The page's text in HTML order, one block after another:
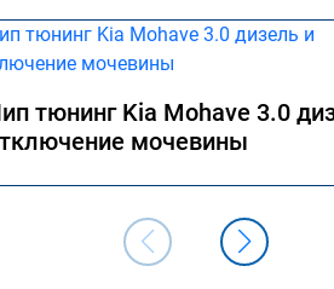
тюнинг Kia Mohave 3.0
мочевины